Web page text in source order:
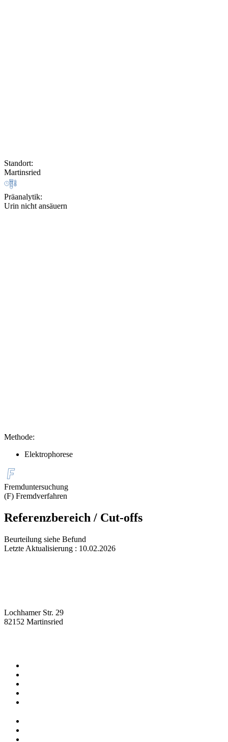
Standort:
Martinsried
Präanalytik:
Urin nicht ansäuern
Methode:
Elektrophorese
Fremduntersuchung
(F) Fremdverfahren
Referenzbereich / Cut-offs
Beurteilung siehe Befund
Letzte Aktualisierung : 10.02.2026
Lochhamer Str. 29
82152 Martinsried